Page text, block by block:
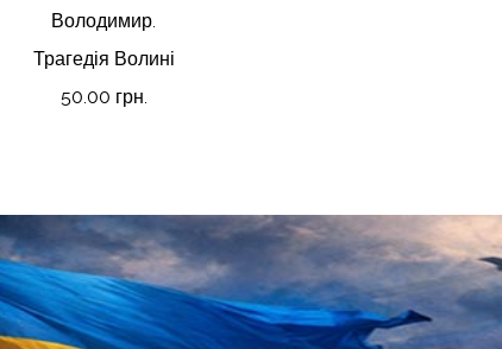
Володимир.
Трагедія Волині
50.00 грн.